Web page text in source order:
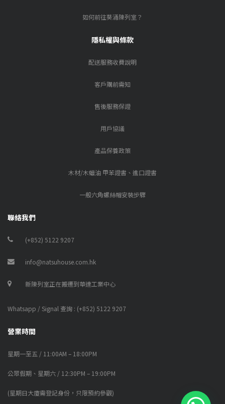
如何前往葵涌陳列室？
隱私權與條款
配送服務收費說明
客戶購前需知
售後服務保證
用戶協議
產品保養政策
木材/木蠟油 甲苯證書、進口證書
一般六角螺絲帽安裝步驟
聯絡我們
(+852) 5122 9207
info@natsuhouse.com.hk
新陳列室正在搬遷到華達工業中心
Whatsapp / Signal 查詢 : (+852) 5122 9207
營業時間
星期一至五 / 11:00AM – 18:00PM
公眾假期、星期六 / 12:30PM – 19:00PM
(星期日大廈需登記身份，只限預約參觀)